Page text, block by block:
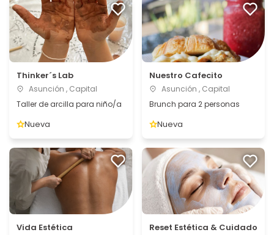
Thinker´s Lab
Asunción , Capital
Taller de arcilla para niño/a
Nueva
Nuestro Cafecito
Asunción , Capital
Brunch para 2 personas
Nueva
Vida Estética Reset Estética & Cuidado